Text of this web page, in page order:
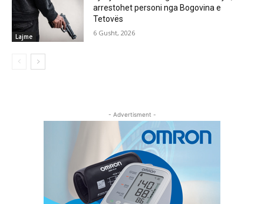
Lajme
arrestohet personi nga Bogovina e
Tetovës
6 Gusht, 2026
- Advertisment -